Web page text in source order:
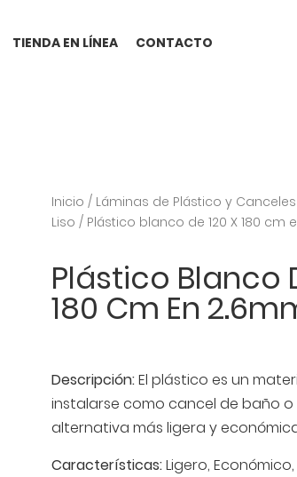
TIENDA EN LÍNEA CONTACTO
Inicio / Láminas de Plástico y Canceles
Liso / Plástico blanco de 120 X 180 cm
Plástico Blanco
180 Cm En
Descripción:El plástico es un
instalarse como cancel de baño o
alternativa más ligera y
Características:Ligero,